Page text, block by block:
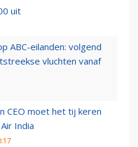
uit
ABC-eilanden: volgend
vluchten vanaf
CEO moet het tij keren
India